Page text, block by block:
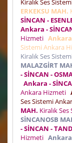
Kiralık Ses
ERKEKSU MAH.
SİNCAN -
Ankara -
Hizmeti Ankara
Sistemi Ankara
Kiralık Ses
MALAZGİRT
- SİNCAN -
Ankara -
Ankara Hizmeti
Ses Sistemi
MAH. Kiralık
SİNCANOSB
- SİNCAN -
Hizmeti Ankara